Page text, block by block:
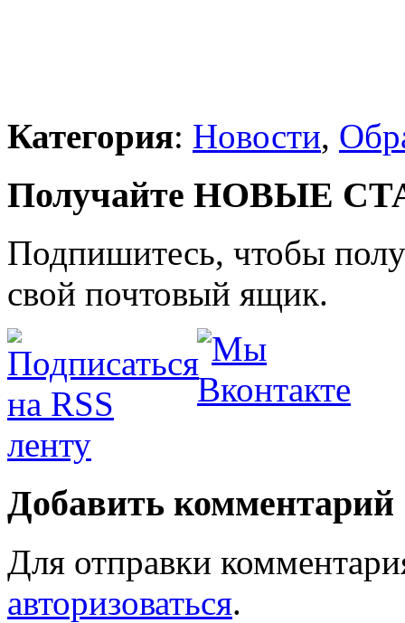
Категория: Новости,
Получайте НОВЫЕ
Подпишитесь, чтобы
свой почтовый ящик.
Добавить комментарий
Для отправки
авторизоваться.